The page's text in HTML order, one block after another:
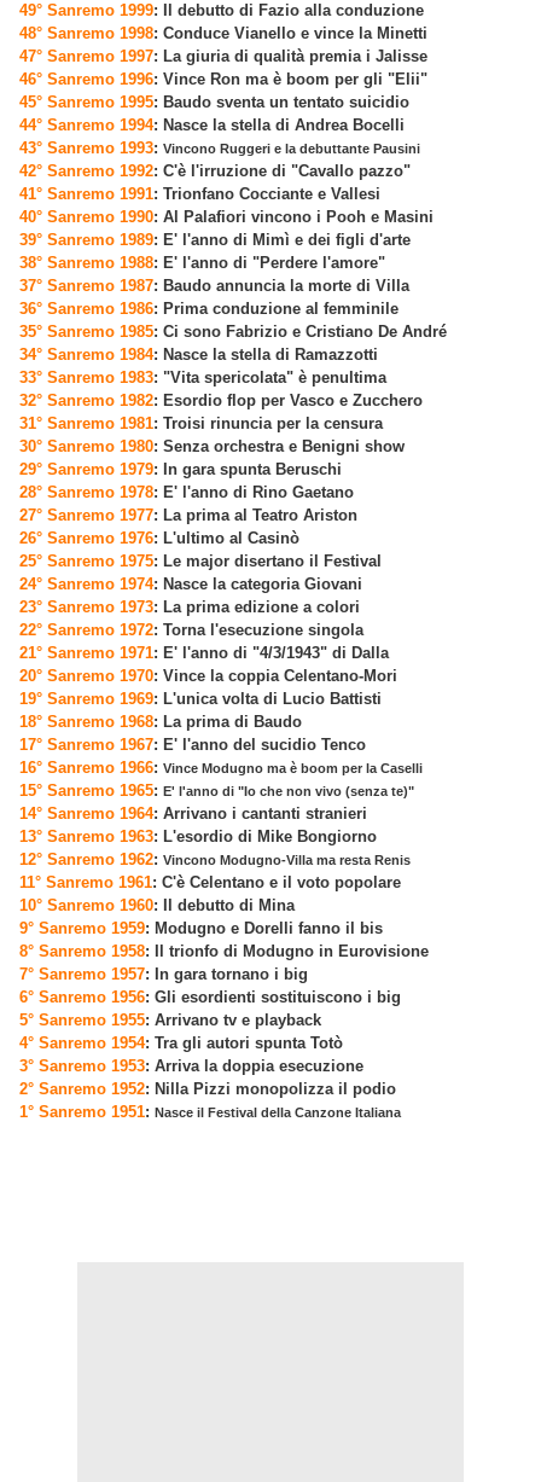
49° Sanremo 1999: Il debutto di Fazio alla conduzione
48° Sanremo 1998: Conduce Vianello e vince la Minetti
47° Sanremo 1997: La giuria di qualità premia i Jalisse
46° Sanremo 1996: Vince Ron ma è boom per gli "Elii"
45° Sanremo 1995: Baudo sventa un tentato suicidio
44° Sanremo 1994: Nasce la stella di Andrea Bocelli
43° Sanremo 1993: Vincono Ruggeri e la debuttante Pausini
42° Sanremo 1992: C'è l'irruzione di "Cavallo pazzo"
41° Sanremo 1991: Trionfano Cocciante e Vallesi
40° Sanremo 1990: Al Palafiori vincono i Pooh e Masini
39° Sanremo 1989: E' l'anno di Mimì e dei figli d'arte
38° Sanremo 1988: E' l'anno di "Perdere l'amore"
37° Sanremo 1987: Baudo annuncia la morte di Villa
36° Sanremo 1986: Prima conduzione al femminile
35° Sanremo 1985: Ci sono Fabrizio e Cristiano De André
34° Sanremo 1984: Nasce la stella di Ramazzotti
33° Sanremo 1983: "Vita spericolata" è penultima
32° Sanremo 1982: Esordio flop per Vasco e Zucchero
31° Sanremo 1981: Troisi rinuncia per la censura
30° Sanremo 1980: Senza orchestra e Benigni show
29° Sanremo 1979: In gara spunta Beruschi
28° Sanremo 1978: E' l'anno di Rino Gaetano
27° Sanremo 1977: La prima al Teatro Ariston
26° Sanremo 1976: L'ultimo al Casinò
25° Sanremo 1975: Le major disertano il Festival
24° Sanremo 1974: Nasce la categoria Giovani
23° Sanremo 1973: La prima edizione a colori
22° Sanremo 1972: Torna l'esecuzione singola
21° Sanremo 1971: E' l'anno di "4/3/1943" di Dalla
20° Sanremo 1970: Vince la coppia Celentano-Mori
19° Sanremo 1969: L'unica volta di Lucio Battisti
18° Sanremo 1968: La prima di Baudo
17° Sanremo 1967: E' l'anno del sucidio Tenco
16° Sanremo 1966: Vince Modugno ma è boom per la Caselli
15° Sanremo 1965: E' l'anno di "Io che non vivo (senza te)"
14° Sanremo 1964: Arrivano i cantanti stranieri
13° Sanremo 1963: L'esordio di Mike Bongiorno
12° Sanremo 1962: Vincono Modugno-Villa ma resta Renis
11° Sanremo 1961: C'è Celentano e il voto popolare
10° Sanremo 1960: Il debutto di Mina
9° Sanremo 1959: Modugno e Dorelli fanno il bis
8° Sanremo 1958: Il trionfo di Modugno in Eurovisione
7° Sanremo 1957: In gara tornano i big
6° Sanremo 1956: Gli esordienti sostituiscono i big
5° Sanremo 1955: Arrivano tv e playback
4° Sanremo 1954: Tra gli autori spunta Totò
3° Sanremo 1953: Arriva la doppia esecuzione
2° Sanremo 1952: Nilla Pizzi monopolizza il podio
1° Sanremo 1951: Nasce il Festival della Canzone Italiana